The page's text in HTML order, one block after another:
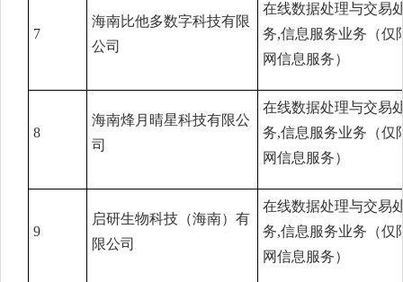
7
海南比他多数字科技有限
公司
在线数据处理与交易
务,信息服务业务（仅
网信息服务）
8
海南烽月晴星科技有限公
司
在线数据处理与交易
务,信息服务业务（仅
网信息服务）
9
启研生物科技（海南）有
限公司
在线数据处理与交易
务,信息服务业务（仅
网信息服务）